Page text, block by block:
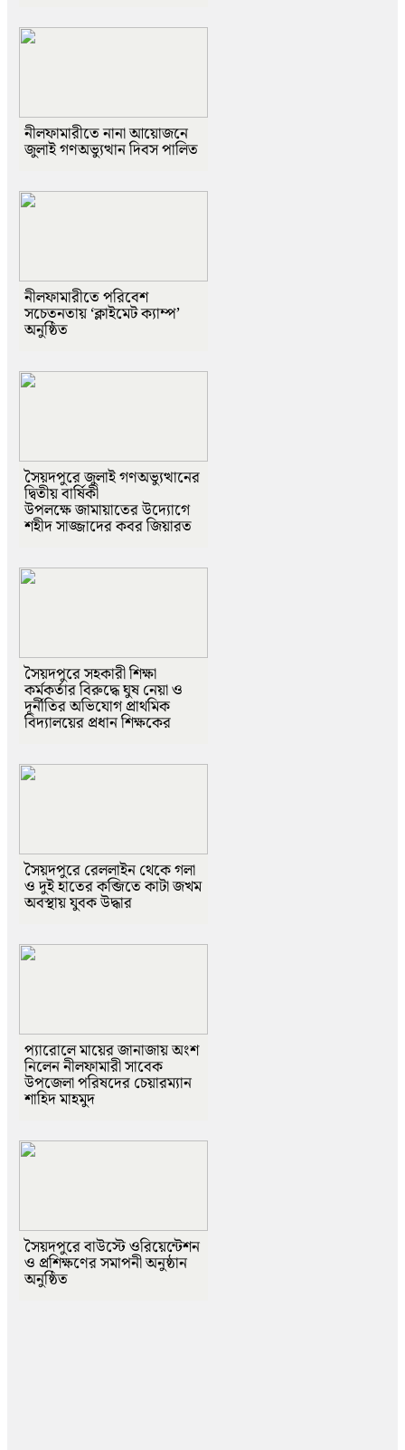
নীলফামারীতে নানা আয়োজনে
জুলাই গণঅভ্যুত্থান দিবস পালিত
নীলফামারীতে পরিবেশ
সচেতনতায় ‘ক্লাইমেট ক্যাম্প’
অনুষ্ঠিত
সৈয়দপুরে জুলাই গণঅভ্যুত্থানের
দ্বিতীয় বার্ষিকী
উপলক্ষে জামায়াতের উদ্যোগে
শহীদ সাজ্জাদের কবর জিয়ারত
সৈয়দপুরে সহকারী শিক্ষা
কর্মকর্তার বিরুদ্ধে ঘুষ নেয়া ও
দূর্নীতির অভিযোগ প্রাথমিক
বিদ্যালয়ের প্রধান শিক্ষকের
সৈয়দপুরে রেললাইন থেকে গলা
ও দুই হাতের কব্জিতে কাটা জখম
অবস্থায় যুবক উদ্ধার
প্যারোলে মায়ের জানাজায় অংশ
নিলেন নীলফামারী সাবেক
উপজেলা পরিষদের চেয়ারম্যান
শাহিদ মাহমুদ
সৈয়দপুরে বাউস্টে ওরিয়েন্টেশন
ও প্রশিক্ষণের সমাপনী অনুষ্ঠান
অনুষ্ঠিত